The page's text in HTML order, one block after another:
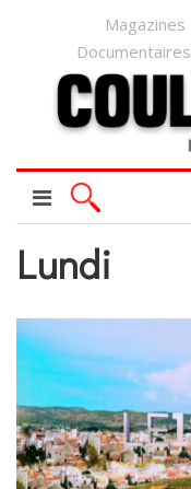
Magazines
Documentaires
Lundi